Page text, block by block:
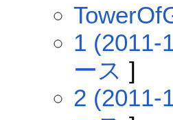
1 (2011-
ース ]
2 (2011-